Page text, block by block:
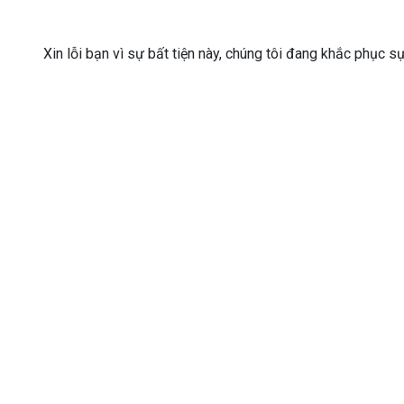
Xin lỗi bạn vì sự bất tiện này, chúng tôi đang khắc phục